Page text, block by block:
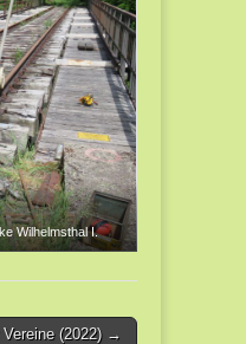
Wilhelmsthal I.
(2022) →